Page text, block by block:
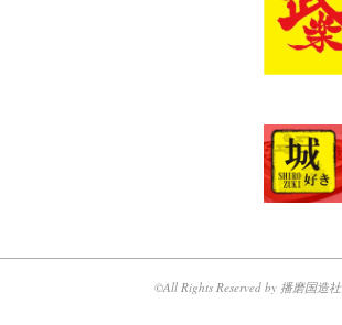
©All Rights Reserved by 播磨国造社